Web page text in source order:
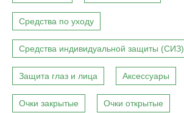
Средства по уходу
Средства индивидуальной защиты (СИЗ)
Защита глаз и лица Аксессуары
Очки закрытые Очки открытые